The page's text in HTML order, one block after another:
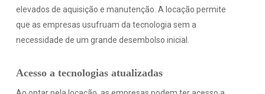
elevados de aquisição e manutenção. A locação permite
que as empresas usufruam da tecnologia sem a
necessidade de um grande desembolso inicial.
Acesso a tecnologias atualizadas